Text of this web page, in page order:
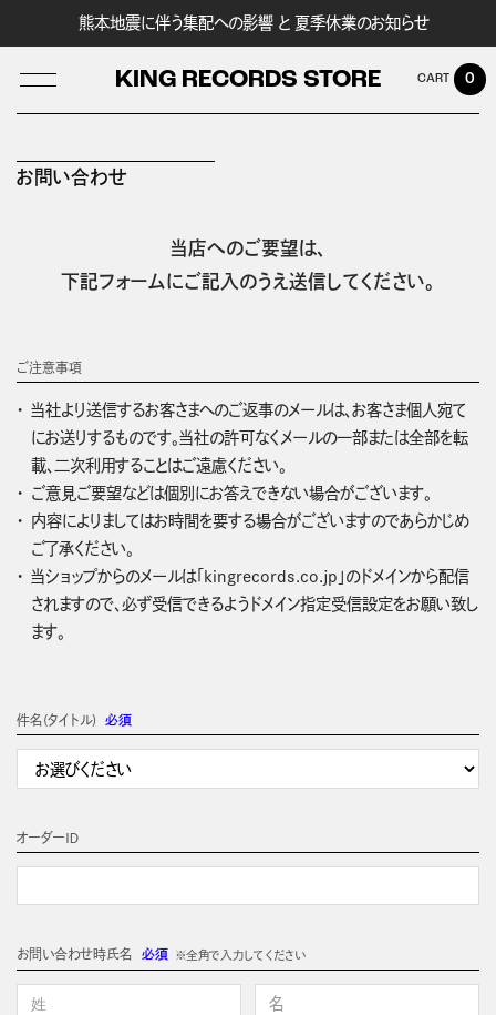
熊本地震に伴う集配への影響 と 夏季休業のお知らせ
KING RECORDS STORE 0
お問い合わせ
当店へのご要望は、
下記フォームにご記入のうえ送信してください。
ご注意事項
当社より送信するお客さまへのご返事のメールは、お客さま個人宛て
にお送りするものです。当社の許可なくメールの一部または全部を転
載、二次利用することはご遠慮ください。
ご意見ご要望などは個別にお答えできない場合がございます。
内容によりましてはお時間を要する場合がございますのであらかじめ
ご了承ください。
当ショップからのメールは「kingrecords.co.jp」のドメインから配信
されますので、必ず受信できるようドメイン指定受信設定をお願い致し
ます。
件名(タイトル) 必須
オーダーＩＤ
お問い合わせ時氏名 必須 ※全角で入力してください